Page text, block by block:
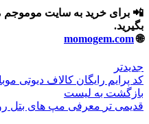
📲 برای خرید به سایت موموجم
بگیرید.
🌐
momogem.com
جدیدتر
کد پرایم رایگان کالاف دیوتی
بازگشت به لیست
قدیمی تر معرفی مپ های بتل